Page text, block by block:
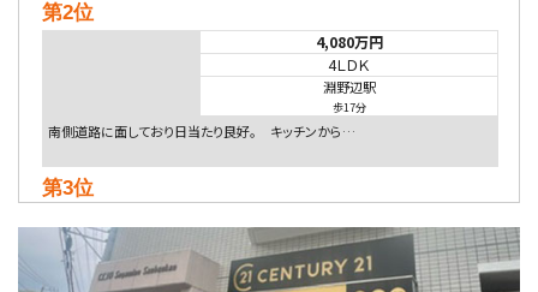
第2位
4,080万円
4ＬＤＫ
淵野辺駅
歩17分
南側道路に面しており日当たり良好。 キッチンから…
第3位
4ＬＤＫ
海老名駅
バ18分・歩6分